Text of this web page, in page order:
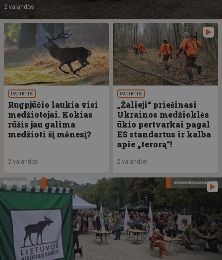
2 valandos
PATIRTIS
Rugpjūčio laukia visi
medžiotojai. Kokias
rūšis jau galima
medžioti šį mėnesį?
2 valandos
PATIRTIS
„Žalieji“ priešinasi
Ukrainos medžioklės
ūkio pertvarkai pagal
ES standartus ir kalba
apie „terorą“!
2 valandos